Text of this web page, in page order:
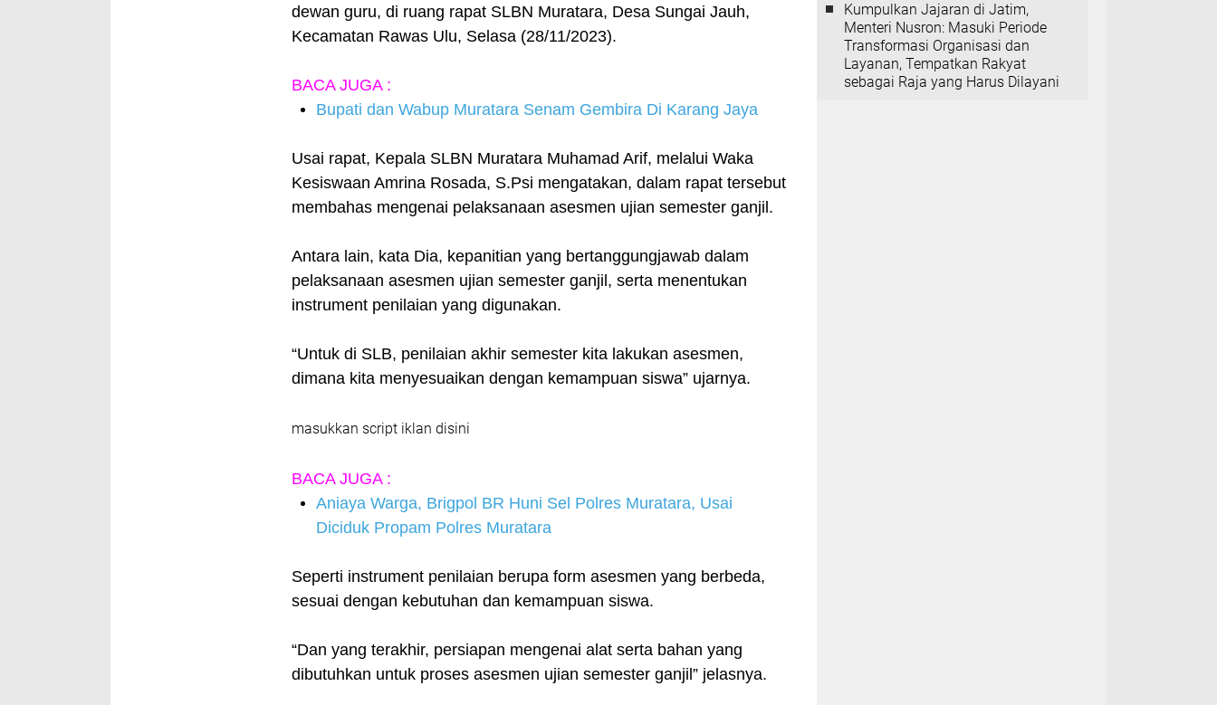
dewan guru, di ruang rapat SLBN Muratara, Desa Sungai Jauh,
Kecamatan Rawas Ulu, Selasa (28/11/2023).
BACA JUGA :
Bupati dan Wabup Muratara Senam Gembira Di Karang Jaya
Usai rapat, Kepala SLBN Muratara Muhamad Arif, melalui Waka
Kesiswaan Amrina Rosada, S.Psi mengatakan, dalam rapat tersebut
membahas mengenai pelaksanaan asesmen ujian semester ganjil.
Antara lain, kata Dia, kepanitian yang bertanggungjawab dalam
pelaksanaan asesmen ujian semester ganjil, serta menentukan
instrument penilaian yang digunakan.
“Untuk di SLB, penilaian akhir semester kita lakukan asesmen,
dimana kita menyesuaikan dengan kemampuan siswa” ujarnya.
masukkan script iklan disini
BACA JUGA :
Aniaya Warga, Brigpol BR Huni Sel Polres Muratara, Usai
Diciduk Propam Polres Muratara
Seperti instrument penilaian berupa form asesmen yang berbeda,
sesuai dengan kebutuhan dan kemampuan siswa.
“Dan yang terakhir, persiapan mengenai alat serta bahan yang
dibutuhkan untuk proses asesmen ujian semester ganjil” jelasnya.
Kumpulkan Jajaran di Jatim,
Menteri Nusron: Masuki Periode
Transformasi Organisasi dan
Layanan, Tempatkan Rakyat
sebagai Raja yang Harus Dilayani